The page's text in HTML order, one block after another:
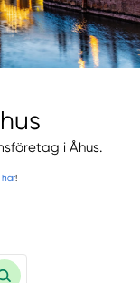
i Åhus.
här!